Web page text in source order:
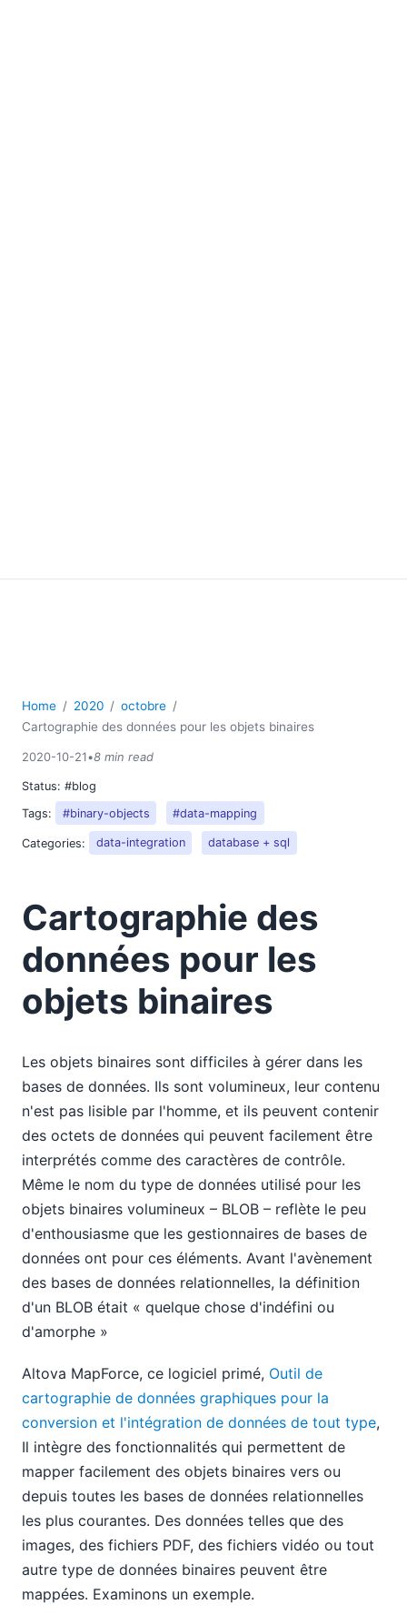
Home 2020
octobre
Cartographie des données pour les objets binaires
2020-10-21•8 min read
Status: #blog
Tags:
#binary-objects #data-mapping
Categories: data-integration database + sql
Cartographie des
données pour les
objets binaires
Les objets binaires sont difficiles à gérer dans les
bases de données. Ils sont volumineux, leur contenu
n'est pas lisible par l'homme, et ils peuvent contenir
des octets de données qui peuvent facilement être
interprétés comme des caractères de contrôle.
Même le nom du type de données utilisé pour les
objets binaires volumineux – BLOB – reflète le peu
d'enthousiasme que les gestionnaires de bases de
données ont pour ces éléments. Avant l'avènement
des bases de données relationnelles, la définition
d'un BLOB était « quelque chose d'indéfini ou
d'amorphe »
Altova MapForce, ce logiciel primé, Outil de
cartographie de données graphiques pour la
conversion et l'intégration de données de tout type,
Il intègre des fonctionnalités qui permettent de
mapper facilement des objets binaires vers ou
depuis toutes les bases de données relationnelles
les plus courantes. Des données telles que des
images, des fichiers PDF, des fichiers vidéo ou tout
autre type de données binaires peuvent être
mappées. Examinons un exemple.